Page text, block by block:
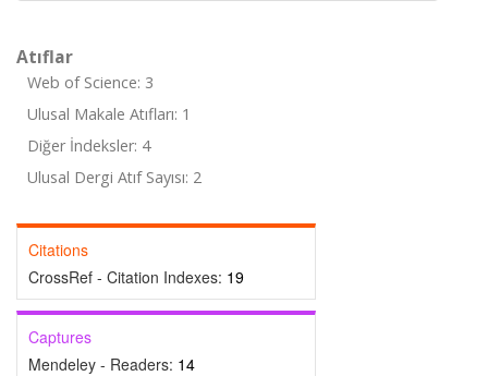
Atıflar
Web of Science: 3
Ulusal Makale Atıfları: 1
Diğer İndeksler: 4
Ulusal Dergi Atıf Sayısı: 2
Citations
CrossRef - Citation Indexes: 19
Captures
Mendeley - Readers: 14